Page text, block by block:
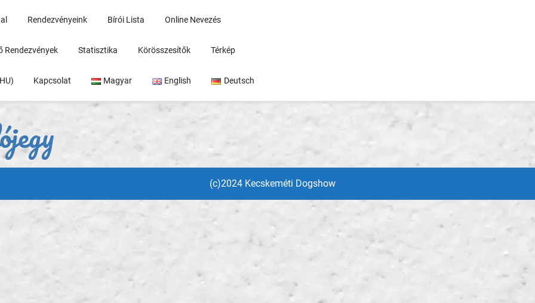
Rendezvényeink Bírói Lista Online Nevezés
Rendezvények Statisztika Körösszesítők Térkép
Kapcsolat Magyar English Deutsch
(c)2024 Kecskeméti Dogshow